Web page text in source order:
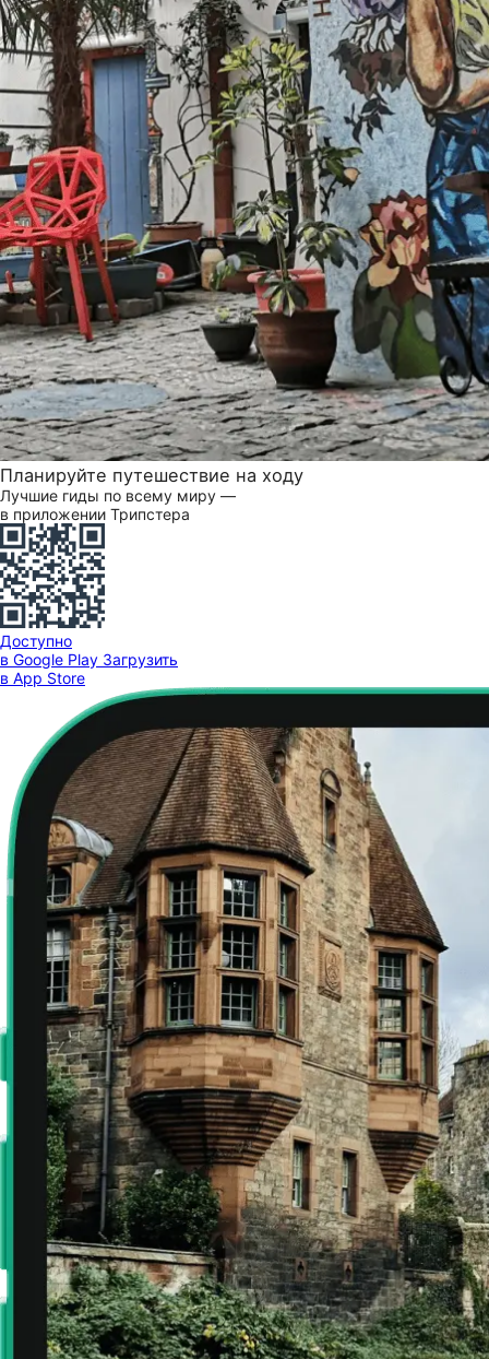
Планируйте путешествие на ходу
Лучшие гиды по всему миру —
в приложении Трипстера
Доступно
в Google Play Загрузить
в App Store